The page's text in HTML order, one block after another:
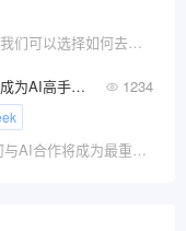
我们不能阻止AI的浪潮，但我们可以选择如何去驾驭它。
老常第二本AI新书上市！《成为AI高手》系统学习掌握AI技能！ 1234
“在未来的时间里，学会如何与AI合作将成为最重要的技能之一，你要么驾驭AI，要么被其淘汰。